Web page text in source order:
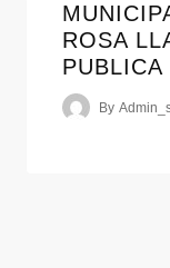
ROSA
PUBLICA
By